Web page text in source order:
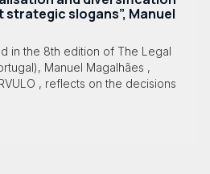
slogans”, Manuel
in the 8th edition of The Legal
Manuel Magalhães ,
, reflects on the decisions